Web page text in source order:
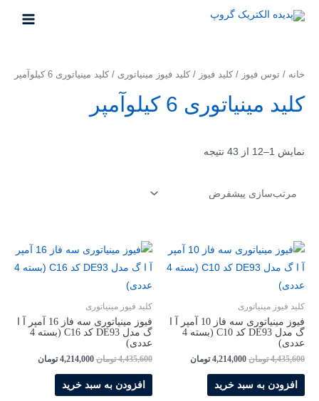
خانه / توس فیوز / کلید فیوز / کلید فیوز مینیاتوری / کلید مینیاتوری 6 کیلو‌آمپر
کلید مینیاتوری 6 کیلو‌آمپر
نمایش 1–12 از 43 نتیجه
کلید فیوز مینیاتوری
فیوز مینیاتوری سه فاز 10 آمپر آ ا
گ مدل DE93 کد C10 (بسته 4
عددی)
4,435,600 تومان 4,214,000 تومان
افزودن به سبد خرید
کلید فیوز مینیاتوری
فیوز مینیاتوری سه فاز 16 آمپر آ ا
گ مدل DE93 کد C16 (بسته 4
عددی)
4,435,600 تومان 4,214,000 تومان
افزودن به سبد خرید